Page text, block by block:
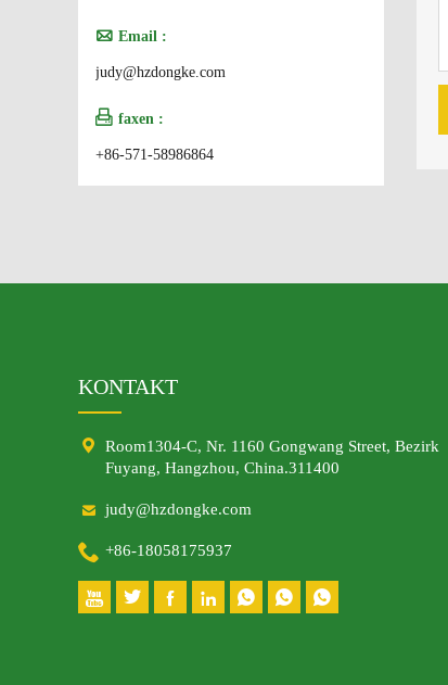
 Email :
judy@hzdongke.com
 faxen :
+86-571-58986864
KONTAKT

Room1304-C, Nr. 1160 Gongwang Street, Bezirk
Fuyang, Hangzhou, China.311400
 judy@hzdongke.com
 +86-18058175937
      